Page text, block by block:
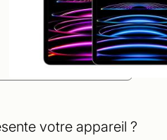
votre appareil ?